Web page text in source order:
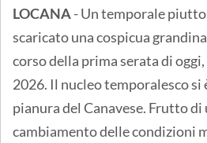
LOCANA- Un temporale
scaricato una cospicua
corso della prima serata di
2026. Il nucleo temporalesco si
pianura del Canavese. Frutto di
cambiamento delle condizioni